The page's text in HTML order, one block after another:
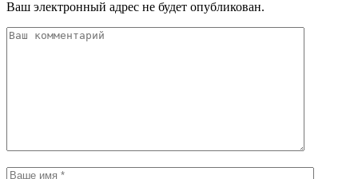
Ваш электронный адрес не будет опубликован.